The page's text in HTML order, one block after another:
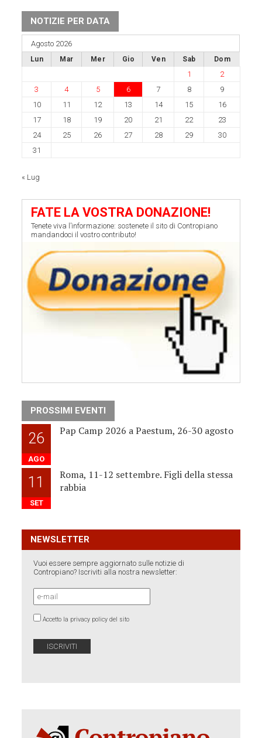
NOTIZIE PER DATA
Agosto 2026
Lun Mar Mer Gio Ven Sab Dom
1
2
3
4 5 6 7 8
9
10
11 12 13 14 15
16
17
18 19 20 21 22
23
24
25 26 27 28 29
30
31
« Lug
FATE LA VOSTRA DONAZIONE!
Tenete viva l’informazione: sostenete il sito di Contropiano
mandandoci il vostro contributo!
PROSSIMI EVENTI
26
AGO
Pap Camp 2026 a Paestum, 26-30 agosto
11
SET
Roma, 11-12 settembre. Figli della stessa
rabbia
NEWSLETTER
Vuoi essere sempre aggiornato sulle notizie di
Contropiano? Iscriviti alla nostra newsletter:
Accetto la privacy policy del sito